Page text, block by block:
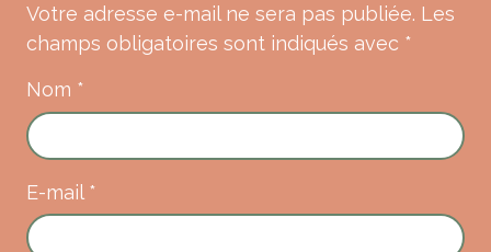
Votre adresse e-mail ne sera pas publiée. Les
champs obligatoires sont indiqués avec *
Nom *
E-mail *